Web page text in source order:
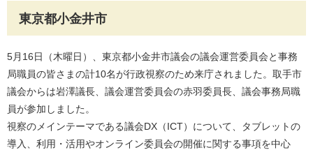
東京都小金井市
5月16日（木曜日）、東京都小金井市議会の議会運営委員会と事務
局職員の皆さまの計10名が行政視察のため来庁されました。取手市
議会からは岩澤議長、議会運営委員会の赤羽委員長、議会事務局職
員が参加しました。
視察のメインテーマである議会DX（ICT）について、タブレットの
導入、利用・活用やオンライン委員会の開催に関する事項を中心